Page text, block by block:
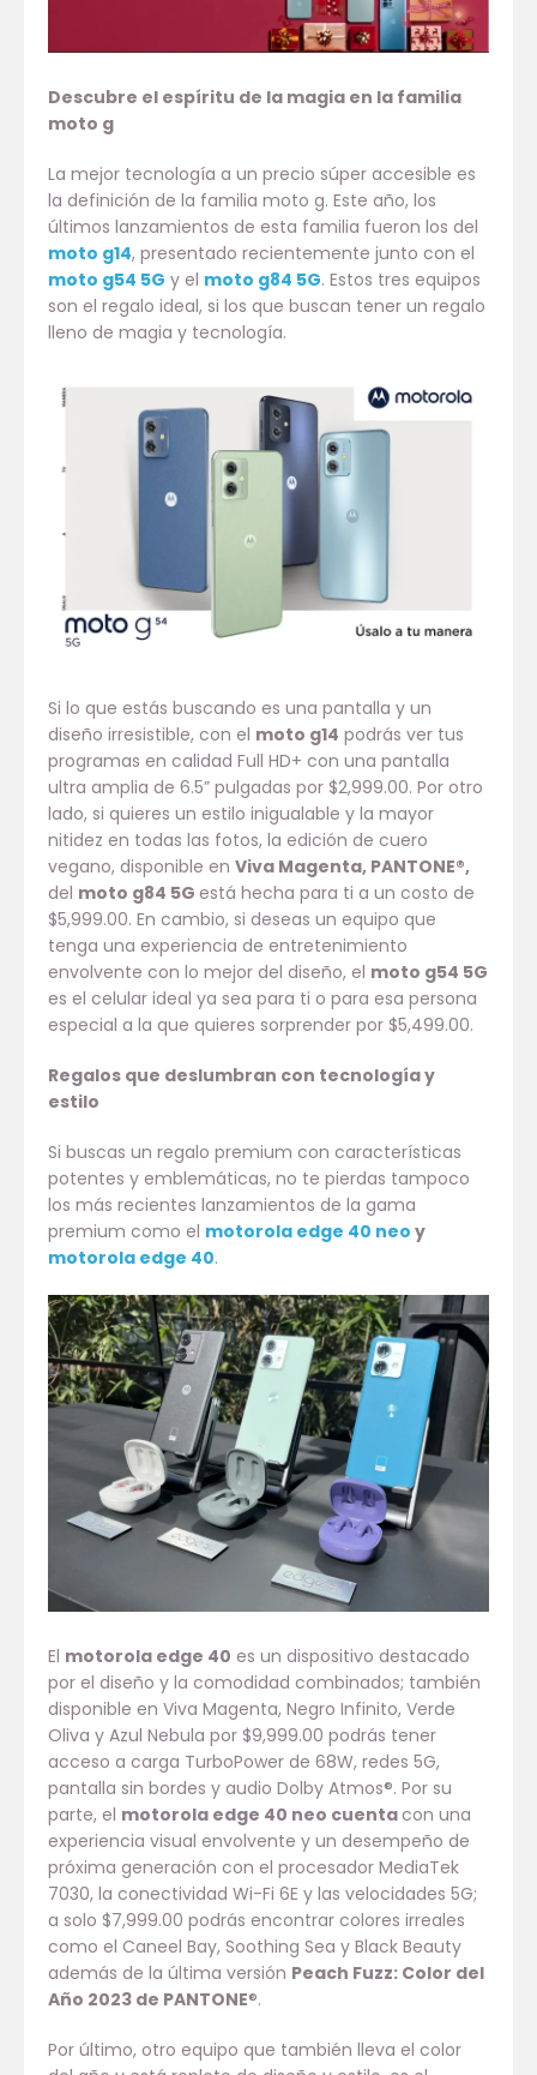
Descubre el espíritu de la magia en la familia
moto g
La mejor tecnología a un precio súper accesible es
la definición de la familia moto g. Este año, los
últimos lanzamientos de esta familia fueron los del
moto g14, presentado recientemente junto con el
moto g54 5G y el moto g84 5G. Estos tres equipos
son el regalo ideal, si los que buscan tener un regalo
lleno de magia y tecnología.
Si lo que estás buscando es una pantalla y un
diseño irresistible, con el moto g14 podrás ver tus
programas en calidad Full HD+ con una pantalla
ultra amplia de 6.5” pulgadas por $2,999.00. Por otro
lado, si quieres un estilo inigualable y la mayor
nitidez en todas las fotos, la edición de cuero
vegano, disponible en Viva Magenta, PANTONE®,
del moto g84 5G está hecha para ti a un costo de
$5,999.00. En cambio, si deseas un equipo que
tenga una experiencia de entretenimiento
envolvente con lo mejor del diseño, el moto g54 5G
es el celular ideal ya sea para ti o para esa persona
especial a la que quieres sorprender por $5,499.00.
Regalos que deslumbran con tecnología y
estilo
Si buscas un regalo premium con características
potentes y emblemáticas, no te pierdas tampoco
los más recientes lanzamientos de la gama
premium como el motorola edge 40 neo y
motorola edge 40.
El motorola edge 40 es un dispositivo destacado
por el diseño y la comodidad combinados; también
disponible en Viva Magenta, Negro Infinito, Verde
Oliva y Azul Nebula por $9,999.00 podrás tener
acceso a carga TurboPower de 68W, redes 5G,
pantalla sin bordes y audio Dolby Atmos®. Por su
parte, el motorola edge 40 neo cuenta con una
experiencia visual envolvente y un desempeño de
próxima generación con el procesador MediaTek
7030, la conectividad Wi-Fi 6E y las velocidades 5G;
a solo $7,999.00 podrás encontrar colores irreales
como el Caneel Bay, Soothing Sea y Black Beauty
además de la última versión Peach Fuzz: Color del
Año 2023 de PANTONE®.
Por último, otro equipo que también lleva el color